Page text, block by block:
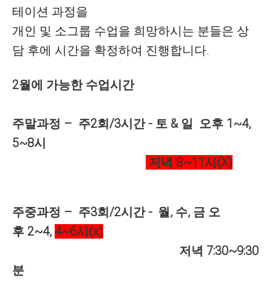
테이션 과정을
개인 및 소그룹 수업을 희망하시는 분들은 상
담 후에 시간을 확정하여 진행합니다.
2월에 가능한 수업시간
주말과정 – 주2회/3시간- 토 & 일 오후 1~4,
5~8시
저녁 8~11시(X)
주중과정 – 주3회/2시간- 월, 수, 금 오
후 2~4, 4~6시(x)
저녁 7:30~9:30
분